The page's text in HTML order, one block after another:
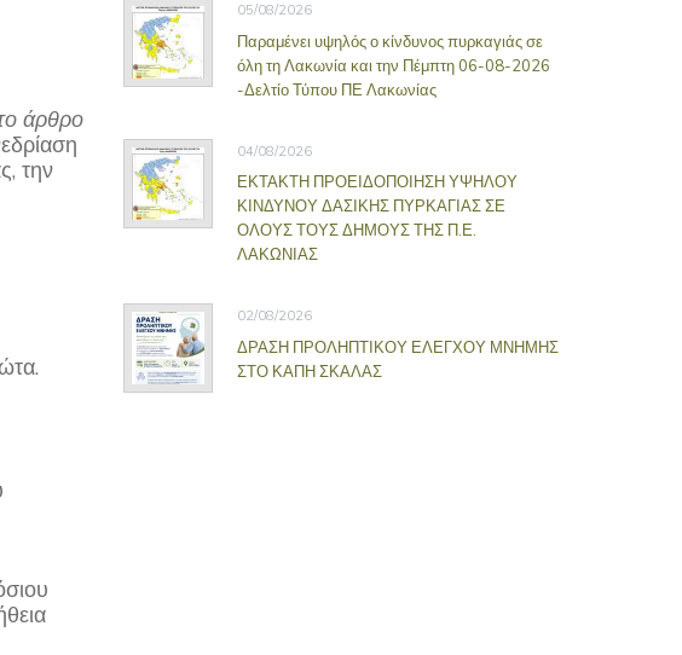
άρθρο
την
05/08/2026
Παραμένει υψηλός ο κίνδυνος πυρκαγιάς σε
όλη τη Λακωνία και την Πέμπτη 06-08-2026
-Δελτίο Τύπου ΠΕ Λακωνίας
04/08/2026
ΕΚΤΑΚΤΗ ΠΡΟΕΙΔΟΠΟΙΗΣΗ ΥΨΗΛΟΥ
ΚΙΝΔΥΝΟΥ ΔΑΣΙΚΗΣ ΠΥΡΚΑΓΙΑΣ ΣΕ
ΟΛΟΥΣ ΤΟΥΣ ΔΗΜΟΥΣ ΤΗΣ Π.Ε.
ΛΑΚΩΝΙΑΣ
02/08/2026
ΔΡΑΣΗ ΠΡΟΛΗΠΤΙΚΟΥ ΕΛΕΓΧΟΥ ΜΝΗΜΗΣ
ΣΤΟ ΚΑΠΗ ΣΚΑΛΑΣ